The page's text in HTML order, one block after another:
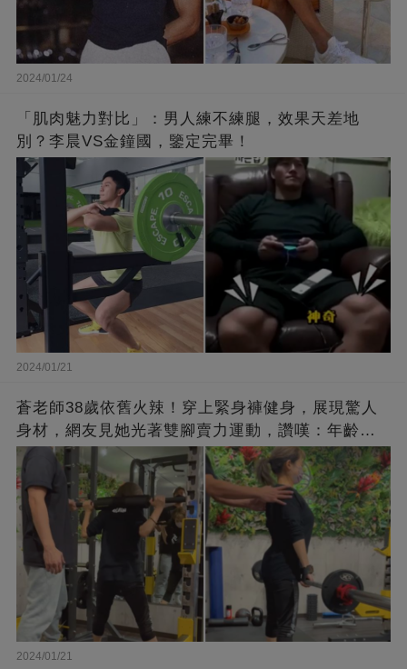
2024/01/24
「肌肉魅力對比」：男人練不練腿，效果天差地
別？李晨VS金鐘國，鑒定完畢！
2024/01/21
蒼老師38歲依舊火辣！穿上緊身褲健身，展現驚人
身材，網友見她光著雙腳賣力運動，讚嘆：年齡不
過是個數字！
2024/01/21